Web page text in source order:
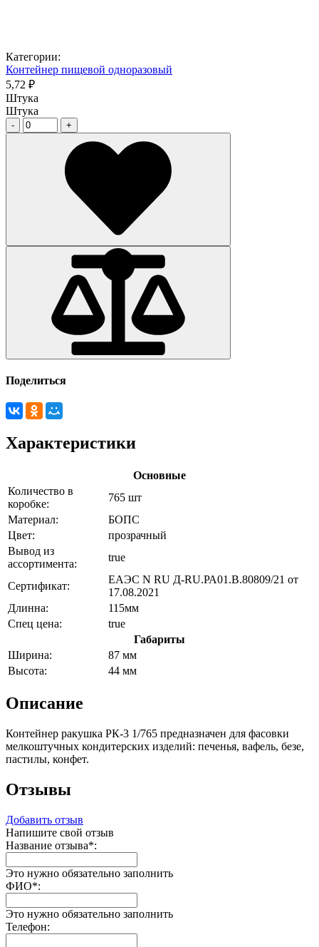
Категории:
Контейнер пищевой одноразовый
5,72 ₽
Штука
Штука
Поделиться
Характеристики
Основные
Количество в
коробке:
765 шт
Материал:
БОПС
Цвет:
прозрачный
Вывод из
ассортимента:
true
Сертификат:
ЕАЭС N RU Д-RU.РА01.В.80809/21 от
17.08.2021
Длинна:
115мм
Спец цена:
true
Габариты
Ширина:
87 мм
Высота:
44 мм
Описание
Контейнер ракушка РК-3 1/765 предназначен для фасовки
мелкоштучных кондитерских изделий: печенья, вафель, безе,
пастилы, конфет.
Отзывы
Добавить отзыв
Напишите свой отзыв
Название отзыва*:
Это нужно обязательно заполнить
ФИО*:
Это нужно обязательно заполнить
Телефон: